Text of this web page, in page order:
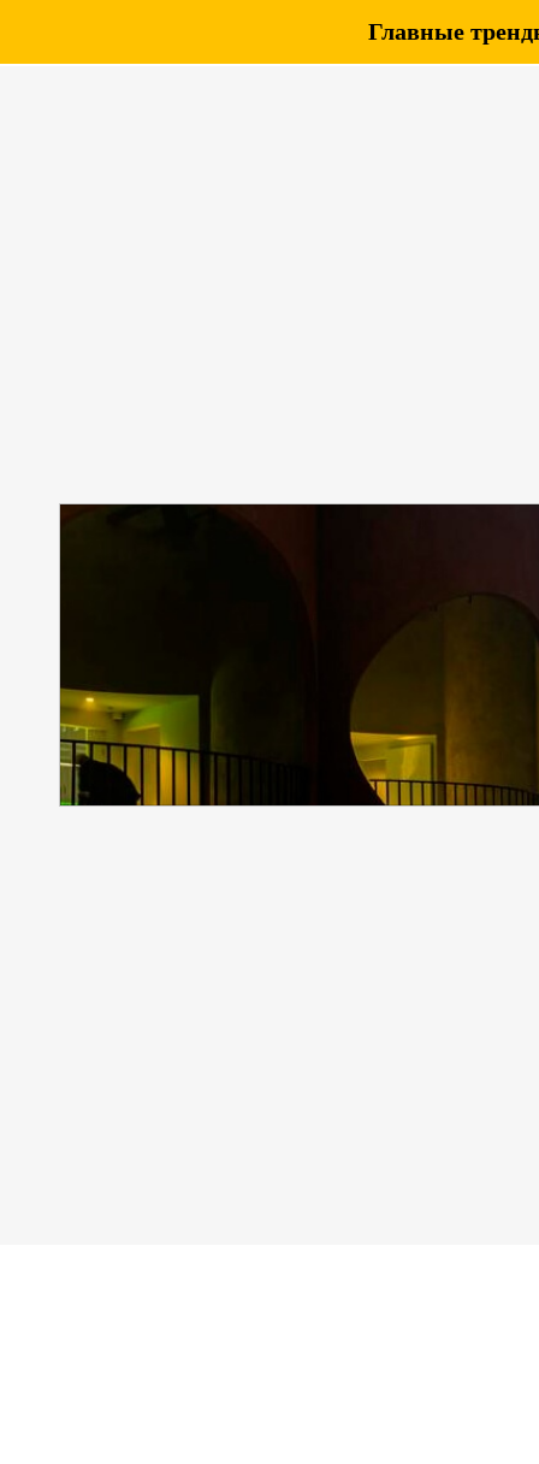
Главные